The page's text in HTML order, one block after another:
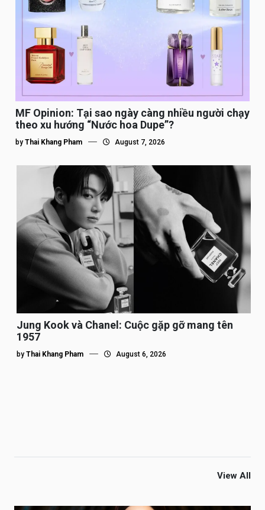
MF Opinion: Tại sao ngày càng nhiều người chạy
theo xu hướng “Nước hoa Dupe”?
by Thai Khang Pham August 7, 2026
Jung Kook và Chanel: Cuộc gặp gỡ mang tên
1957
by Thai Khang Pham August 6, 2026
View All